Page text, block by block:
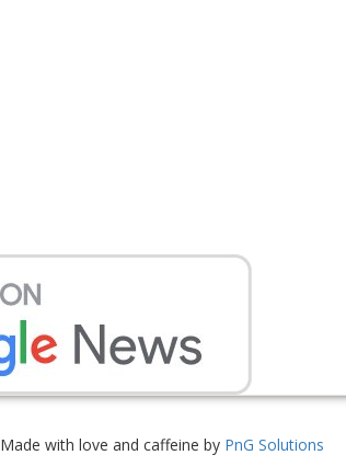
Made with love and caffeine by PnG Solutions